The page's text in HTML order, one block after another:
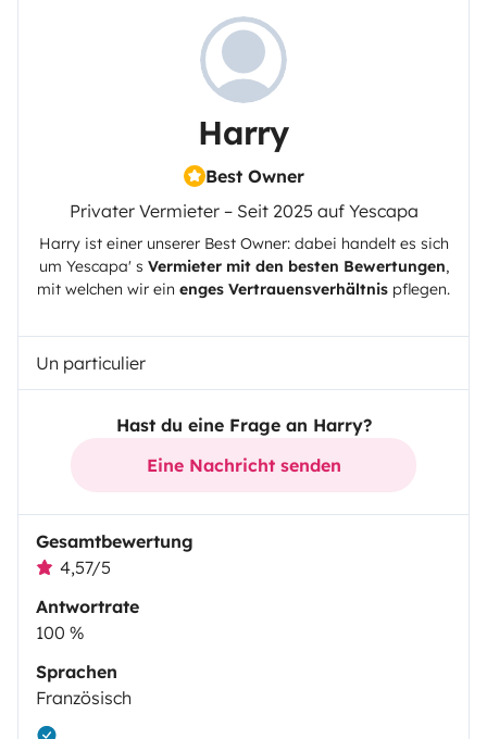
Harry
Best Owner
Privater Vermieter – Seit 2025 auf Yescapa
Harryist einer unserer Best Owner: dabei handelt es sich
um Yescapa' s Vermieter mit den besten Bewertungen,
mit welchen wir ein enges Vertrauensverhältnis pflegen.
Un particulier
Hast du eine Frage an Harry?
Eine Nachricht senden
Gesamtbewertung
4,57/5
Antwortrate
100 %
Sprachen
Französisch